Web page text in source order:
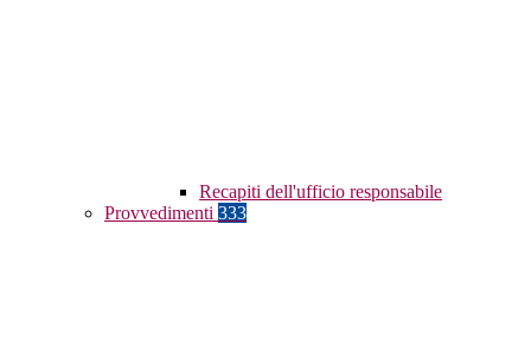
Recapiti dell'ufficio responsabile
Provvedimenti 333